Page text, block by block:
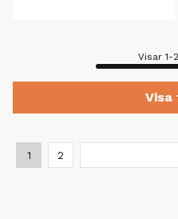
Visar 1-
Visa
1 2